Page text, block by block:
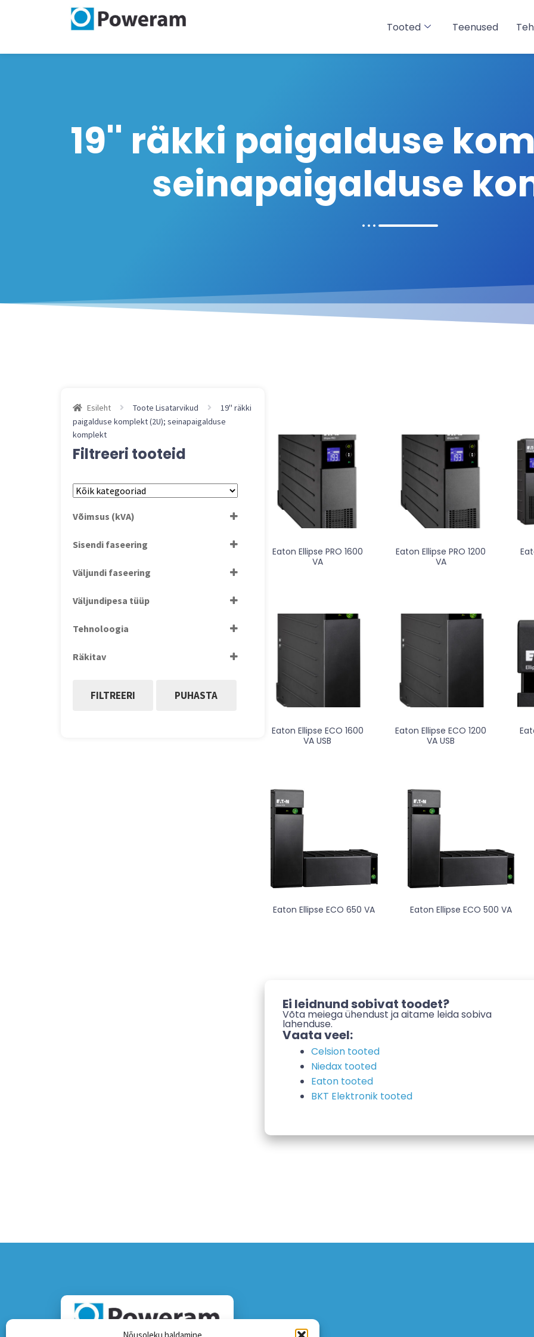
Tooted Teenused
19'' räkki paigalduse
seinapaigalduse
Esileht Toote Lisatarvikud
19'' räkki
paigalduse komplekt (2U); seinapaigalduse
komplekt
Filtreeri tooteid
Võimsus (kVA)
Võimsus: 1...2,9 kVA
Sisendi faseering
Väljundi faseering
Väljundipesa tüüp
IEC
Tehnoloogia
Offline
Räkitav
FILTREERI PUHASTA
Eaton Ellipse PRO 1600
VA
Eaton Ellipse PRO 1200
VA
Eaton Ellipse ECO 1600
VA USB
Eaton Ellipse ECO 1200
VA USB
Eaton Ellipse ECO 650 VA Eaton Ellipse ECO 500 VA
Ei leidnund sobivat toodet?
Võta meiega ühendust ja aitame leida sobiva
lahenduse.
Vaata veel:
Celsion tooted
Niedax tooted
Eaton tooted
BKT Elektronik tooted